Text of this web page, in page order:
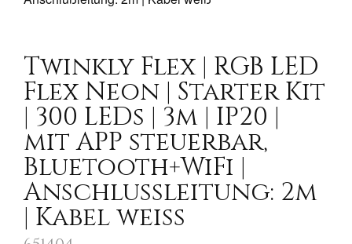
Twinkly Flex | RGB LED
Flex Neon | Starter Kit
| 300 LEDs | 3m | IP20 |
mit APP steuerbar,
Bluetooth+WiFi |
Anschlußleitung: 2m
| Kabel weiß